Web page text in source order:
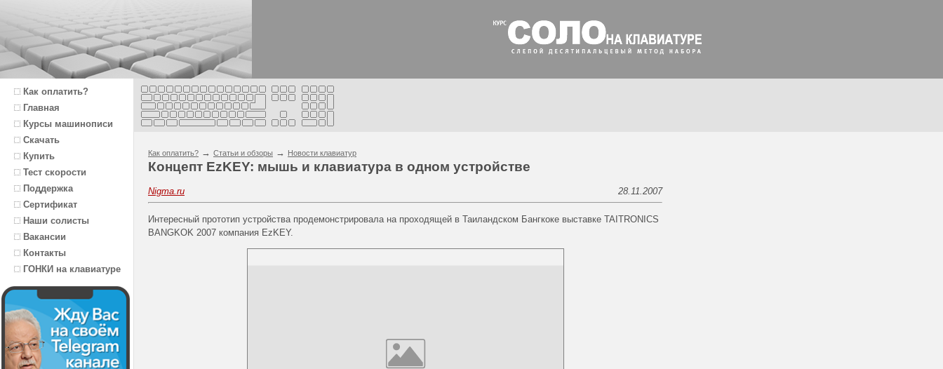
Как оплатить?
Главная
Курсы машинописи
Скачать
Купить
Тест скорости
Поддержка
Сертификат
Наши солисты
Вакансии
Контакты
ГОНКИ на клавиатуре
Как оплатить? → Статьи и обзоры → Новости клавиатур
Концепт EzKEY: мышь и клавиатура в одном устройстве
Nigma.ru 28.11.2007
Интересный прототип устройства продемонстрировала на проходящей в Таиландском Бангкоке выставке TAITRONICS
BANGKOK 2007 компания EzKEY.